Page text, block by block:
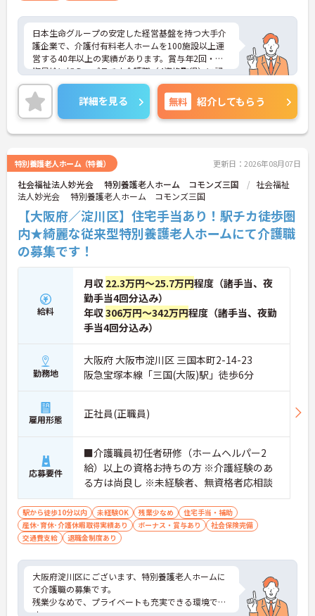
り、有給と組み合わせて海外旅行に行くスタッフも
いる職場です
・インカム導入によりスタッフ間のフリーハンド連
絡・情報共有が可能、また、睡眠センサー・アレク
サ等IoT機器を活用し、業務効率化と質の高いケアを
両立しています
・従業員満足度調査を定期実施し、スタッフの声を
制度に反映する文化があります
・エリアマネージャー・社長が定期的にホームを周
り、スタッフと直接意見交換をしています
場です】
・育休取得率100%・育休後就業復帰率100%と、育
児と仕事を両立できる体制が整っています
・育児短時間勤務が小学4年生まで利用でき、法令よ
り長い期間サポートを受けることができます
・「くるみん」「えるぼし」「トモニン」の3つの
厚生労働省認定を取得しており、ライフステージに
合わせた長期就業が実現できる職場です
日本生命グループの安定した経営基盤を持つ大手介
護企業で、介護付有料老人ホームを100施設以上運
営する40年以上の実績があります。賞与年2回・定
期昇給に加え、プラチナ介護職（4資格取得）に認
定されると月38,000円の手当が加算され、スキルが
収入に直結する仕組みが整っています。年間休日11
1日以上・残業月平均4.3時間と働きやすく、育休取
得率100%・育児短時間勤務（小学4年生まで）・有
給取得実績14日と、家庭との両立を長期的にサポー
時研修・技術向上研修など段階別の研修体制と資格
取得支援が整っており、介護福祉士国家試験対策講
座やケアマネ対策講座も自社開講しています。多職
種チームケアの中で専門性を高めながら、ケアマネ
ジャーや生活相談員へのキャリアアップも実現でき
る職場です。
★おすすめPOINT★
【日本生命グループの大手企業・成長ができる環境
・日本生命グループを親会社に持つ大手介護企業
で、100施設以上を運営する安定した経営基盤があ
ります
・介護福祉士を取得すると資格手当がプラスされ、
プラチナ介護職（4資格）に認定されると月38,000
・介護福祉士国家試験対策講座・認知症ケア専門士
対策・ケアマネジャー対策など、資格取得支援講座
ります
【残業月4.3時間、給与と働きやすさを両立している
職場です】
・賞与年2回・定期昇給、夜勤手当・家族手当・住
宅手当など各種手当が充実しています
・残業は月平均4.3時間と業界水準を大きく下回って
おり、有給休暇取得実績14日と休みも取りやすい環
・年間休日111日以上・シフトは柔軟に対応してお
り、有給と組み合わせて海外旅行に行くスタッフも
いる職場です
・インカム導入によりスタッフ間のフリーハンド連
サ等IoT機器を活用し、業務効率化と質の高いケアを
両立しています
・従業員満足度調査を定期実施し、スタッフの声を
制度に反映する文化があります
詳細を見る 無料 紹介してもらう
特別養護老人ホーム（特養） 更新日：2026年08月07日
社会福祉法人妙光会 特別養護老人ホーム コモンズ三国
社会福祉
法人妙光会 特別養護老人ホーム コモンズ三国
【大阪府／淀川区】住宅手当あり！駅チカ徒歩圏
内★綺麗な従来型特別養護老人ホームにて介護職
の募集です！
給料
月収 22.3万円～25.7万円程度（諸手当、夜
勤手当4回分込み）
年収306万円～342万円程度（諸手当、夜勤
手当4回分込み）
勤務地
大阪府 大阪市淀川区 三国本町2-14-23
阪急宝塚本線「三国(大阪)駅」徒歩6分
雇用形態 正社員(正職員)
応募要件
■介護職員初任者研修（ホームヘルパー2
給）以上の資格お持ちの方 ※介護経験のあ
る方は尚良し ※未経験者、無資格者応相談
駅から徒歩10分以内 未経験OK 残業少なめ
住宅手当・補助
産休･育休･介護休暇取得実績あり
ボーナス・賞与あり
社会保険完備
交通費支給
退職金制度あり
大阪府淀川区にございます、特別養護老人ホームに
て介護職の募集です。
残業少なめで、プライベートも充実できる環境で